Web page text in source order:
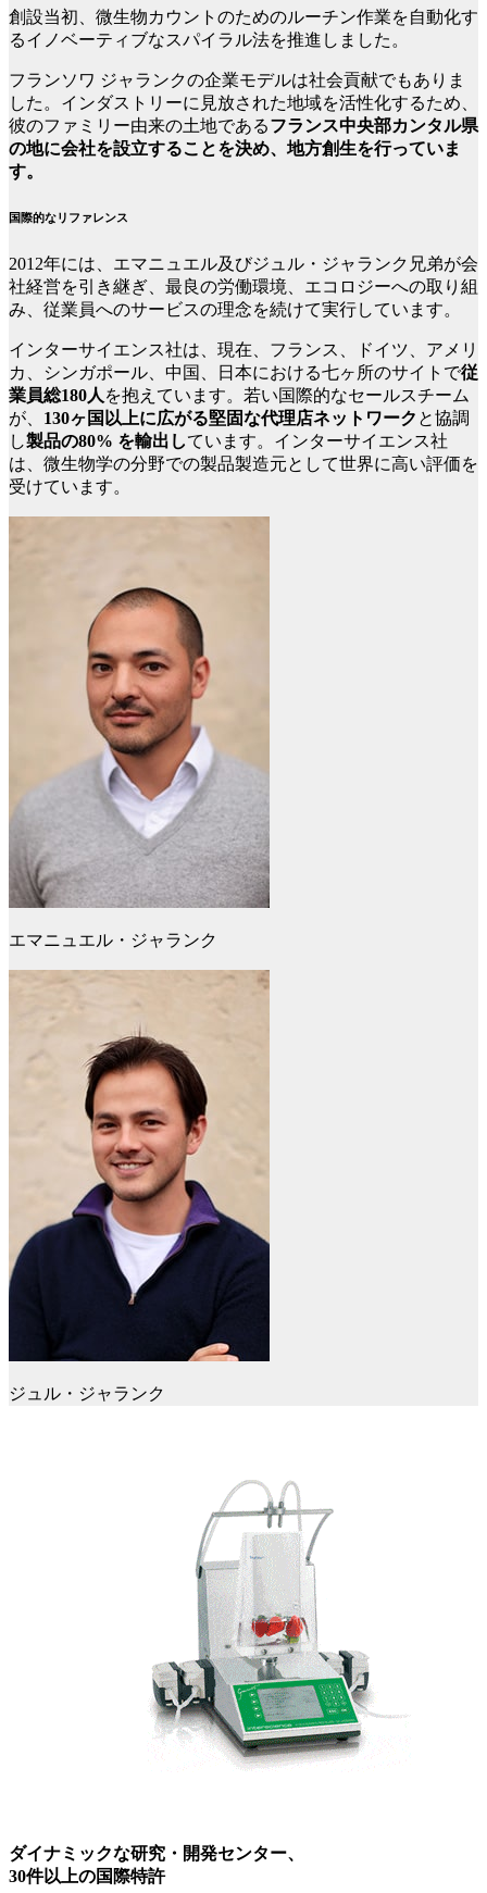
創設当初、微生物カウントのためのルーチン作業を自動化す
るイノベーティブなスパイラル法を推進しました。
フランソワ ジャランクの企業モデルは社会貢献でもありま
した。インダストリーに見放された地域を活性化するため、
彼のファミリー由来の土地であるフランス中央部カンタル県
の地に会社を設立することを決め、地方創生を行っていま
す。
国際的なリファレンス
2012年には、エマニュエル及びジュル・ジャランク兄弟が会
社経営を引き継ぎ、最良の労働環境、エコロジーへの取り組
み、従業員へのサービスの理念を続けて実行しています。
インターサイエンス社は、現在、フランス、ドイツ、アメリ
カ、シンガポール、中国、日本における七ヶ所のサイトで従
業員総180人 を抱えています。若い国際的なセールスチーム
が、 130ヶ国以上に広がる堅固な代理店ネットワーク と協調
し製品の80% を輸出しています。インターサイエンス社
は、微生物学の分野での製品製造元として世界に高い評価を
受けています。
エマニュエル・ジャランク
ジュル・ジャランク
ダイナミックな研究・開発センター、
30件以上の国際特許